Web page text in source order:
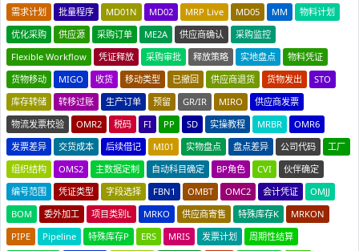
需求计划
批量程序 MD01N MD02 MRP Live MD05 MM
物料计划
优化采购
供应源 采购订单 ME2A 供应商确认
采购监控
Flexible Workflow
凭证释放 采购审批 释放策略 实地盘点
物料凭证
货物移动
MIGO 收货 移动类型 已撤回 供应商退货 货物发出
STO
库存转储
转移过账 生产订单 预留 GR/IR MIRO
供应商发票
物流发票校验
OMR2 税码 FI PP SD 实操教程 MRBR
OMR6
发票差异
交货成本 后续借记 MI01 实物盘点 盘点差异 公司代码
工厂
组织结构
OMS2 主数据定制 自动科目确定 BP角色 CVI
伙伴确定
编号范围
凭证类型 字段选择 FBN1 OMBT OMC2 会计凭证
OMJJ
BOM
委外加工 项目类别L MRKO 供应商寄售 特殊库存K
MRKON
PIPE
Pipeline 特殊库存P ERS MRIS 发票计划
周期性结算